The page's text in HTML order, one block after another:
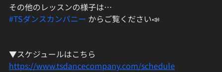
その他のレッスンの様子は…
#TSダンスカンパニー からご覧ください📣
▼スケジュールはこちら
https://www.tsdancecompany.com/schedule